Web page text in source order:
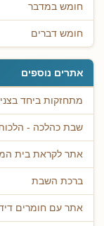
חומש במדבר
חומש דברים
אתרים נוספים
מתחזקות ביחד
שבת כהלכה -
אתר לקראת בית
ברכת השבת
אתר עם חומרים